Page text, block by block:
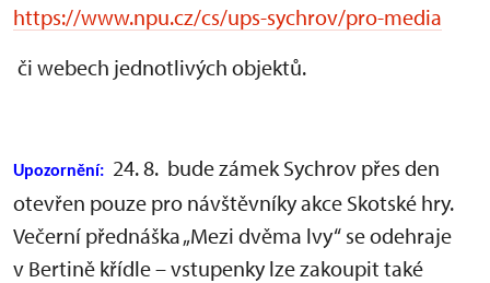
https://www.npu.cz/cs/ups-sychrov/pro-media
či webech jednotlivých objektů.
Upozornění: 24. 8. bude zámek Sychrov přes den
otevřen pouze pro návštěvníky akce Skotské hry.
Večerní přednáška „Mezi dvěma lvy“ se odehraje
v Bertině křídle – vstupenky lze zakoupit také